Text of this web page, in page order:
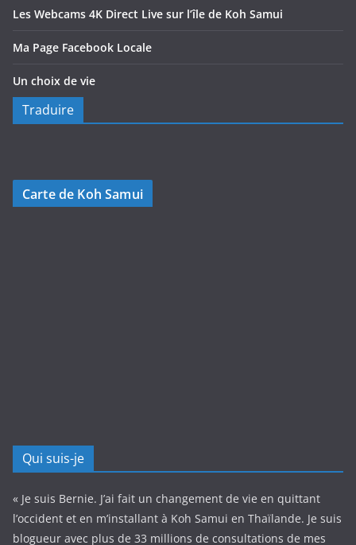
Les Webcams 4K Direct Live sur l’île de Koh Samui
Ma Page Facebook Locale
Un choix de vie
Traduire
Carte de Koh Samui
Qui suis-je
« Je suis Bernie. J’ai fait un changement de vie en quittant
l’occident et en m’installant à Koh Samui en Thaïlande. Je suis
blogueur avec plus de 33 millions de consultations de mes